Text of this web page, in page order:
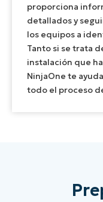
proporciona
detallados y
los equipos a
Tanto si se trata
instalación que
NinjaOne te
todo el proceso